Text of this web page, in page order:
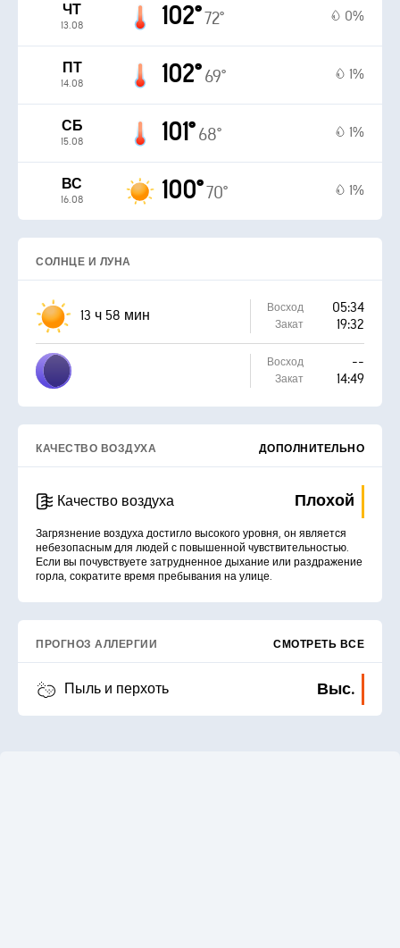
ЧТ
13.08 102°72° 0%
ПТ
14.08 102° 69° 1%
СБ
15.08 101° 68° 1%
ВС
16.08 100°70° 1%
СОЛНЦЕ И ЛУНА
13 ч 58 мин Восход 05:34
Закат 19:32
Восход --
Закат 14:49
КАЧЕСТВО ВОЗДУХА ДОПОЛНИТЕЛЬНО
Качество воздуха Плохой
Загрязнение воздуха достигло высокого уровня, он является
небезопасным для людей с повышенной чувствительностью.
Если вы почувствуете затрудненное дыхание или раздражение
горла, сократите время пребывания на улице.
ПРОГНОЗ АЛЛЕРГИИ СМОТРЕТЬ ВСЕ
Пыль и перхоть Выс.